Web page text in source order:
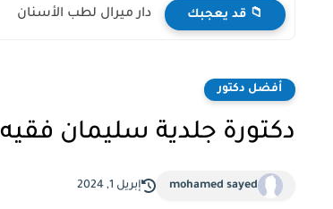
📁 قد يعجبك دار ميرال لطب الأسنان
أفضل دكتور
دكتورة جلدية سليمان فقيه
mohamed sayed إبريل 1, 2024